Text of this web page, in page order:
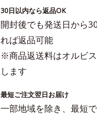
30日以内なら返品OK
開封後でも発送日から
れば返品可能
※商品返送料はオルビ
します
最短ご注文翌日お届け
一部地域を除き、最短